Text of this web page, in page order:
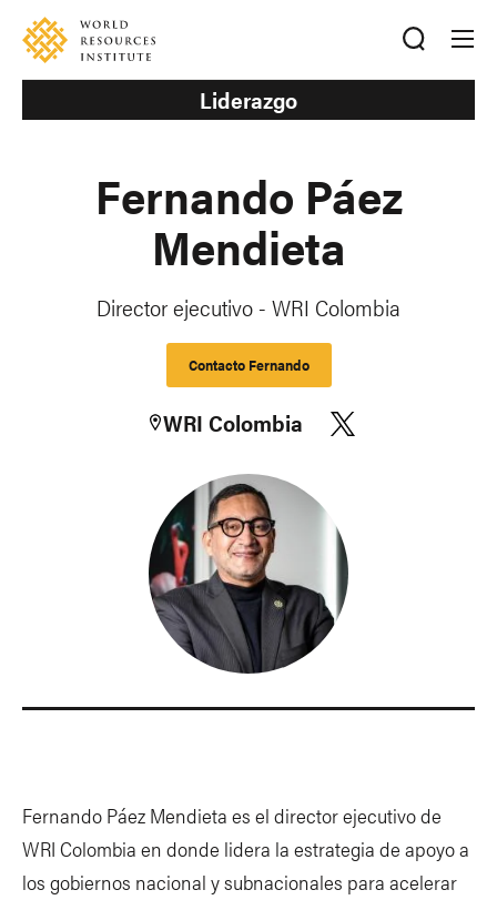
Skip
main
Accessibility
Liderazgo
Fernando Páez
Mendieta
Director ejecutivo - WRI Colombia
Contacto Fernando
WRI Colombia
Fernando Páez Mendieta es el director ejecutivo de
WRI Colombia en donde lidera la estrategia de apoyo a
los gobiernos nacional y subnacionales para acelerar